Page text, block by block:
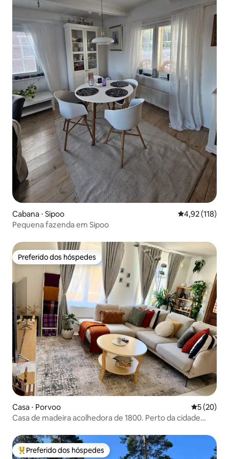
Cabana ⋅ Sipoo 4,92 de uma
4,92 (118)
Pequena fazenda em Sipoo
Preferido dos hóspedes
Preferido dos hóspedes
Casa ⋅ Porvoo 5 de uma
5 (20)
Casa de madeira acolhedora de 1800. Perto da cidade
Entre os melhores preferidos dos hóspedes
Preferido dos hóspedes